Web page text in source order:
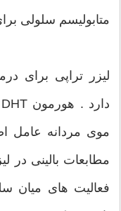
متابولیسم سلولی
لیزر تراپی برای
موی مردانه
مطابعات بالینی در
فعالیت های میان